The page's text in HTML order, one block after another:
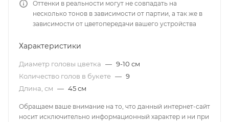
Оттенки в реальности могут не совпадать на
несколько тонов в зависимости от партии, а так же в
зависимости от цветопередачи вашего устройства
Характеристики
Диаметр головы цветка — 9-10 см
Количество голов в букете — 9
Длина, см — 45 см
Обращаем ваше внимание на то, что данный интернет-сайт
носит исключительно информационный характер и ни при